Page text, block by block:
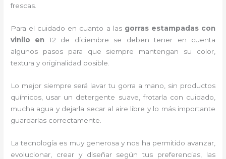
frescas.
Para el cuidado en cuanto a las gorras estampadas con
vinilo en12 de diciembre
se deben tener en cuenta
algunos pasos para que siempre mantengan su color,
textura y originalidad posible.
Lo mejor siempre será lavar tu gorra a mano, sin productos
químicos, usar un detergente suave, frotarla con cuidado,
mucha agua y dejarla secar al aire libre y lo más importante
guardarlas correctamente.
La tecnología es muy generosa y nos ha permitido avanzar,
evolucionar, crear y diseñar según tus preferencias, las